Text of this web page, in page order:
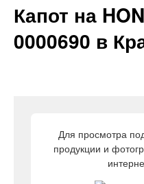
Капот на
0000690 в
Для просмотра
продукции и